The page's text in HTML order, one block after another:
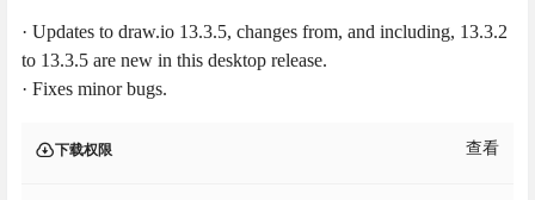
· Updates to draw.io 13.3.5, changes from, and including, 13.3.2
to 13.3.5 are new in this desktop release.
· Fixes minor bugs.
下载权限 查看